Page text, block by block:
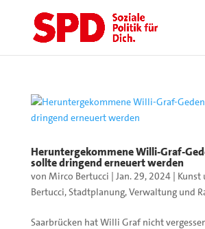
Heruntergekommene Willi-Graf-
sollte dringend erneuert werden
von Mirco Bertucci | Jan. 29, 2024| Kunst
Bertucci,Stadtplanung,Verwaltung und
Saarbrücken hat Willi Graf nicht